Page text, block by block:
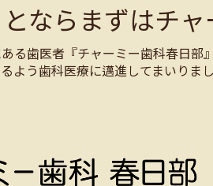
ならまずはチ
る歯医者『チャーミー歯科春日
よう歯科医療に邁進してまいりま